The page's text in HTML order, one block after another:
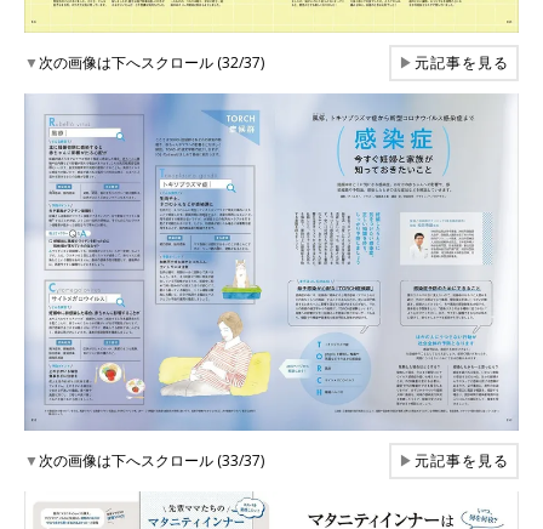
▼次の画像は下へスクロール (32/37) ▶元記事を見る
▼次の画像は下へスクロール (33/37) ▶元記事を見る